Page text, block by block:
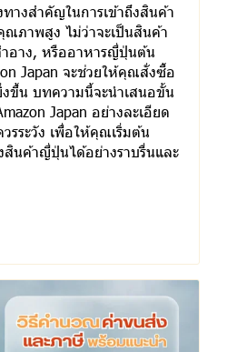
างสำคัญในการเข้าถึงสินค้า
ภาพสูง ไม่ว่าจะเป็นสินค้า
อาง, หรืออาหารญี่ปุ่นต้น
Japan จะช่วยให้คุณสั่งซื้อ
ขึ้น บทความนี้จะนำเสนอขั้น
Japan อย่างละเอียด
รระวัง เพื่อให้คุณเริ่มต้น
นค้าญี่ปุ่นได้อย่างราบรื่นและ